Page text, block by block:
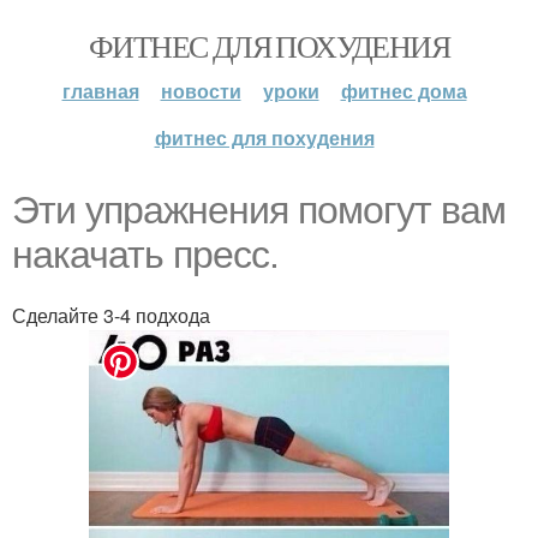
ФИТНЕС ДЛЯ ПОХУДЕНИЯ
главная новости уроки
фитнес дома
фитнес для похудения
Эти упражнения помогут вам
накачать пресс.
Сделайте 3-4 подхода